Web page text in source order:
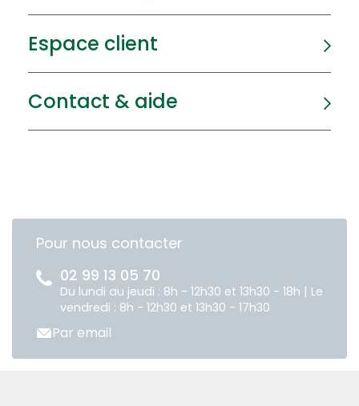
Espace client
Contact & aide
Pour nous contacter
02 99 13 05 70
Du lundi au jeudi : 8h - 12h30 et 13h30 - 18h | Le
vendredi : 8h - 12h30 et 13h30 - 17h30
Par email